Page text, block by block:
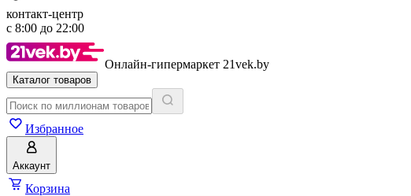
контакт-центр
с 8:00 до 22:00
Онлайн-гипермаркет 21vek.by
Каталог товаров
Избранное
Аккаунт
Корзина